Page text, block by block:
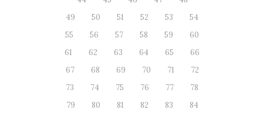
49
50 51 52 53
54
55
56 57 58 59
60
61
62 63 64 65
66
67
68 69 70 71
72
73
74 75 76 77
78
79
80 81 82 83
84